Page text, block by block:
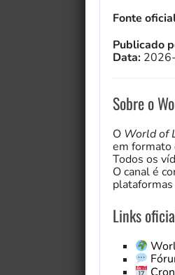
Fonte
Publicado
Data:
Sobre o
O World of
em formato
Todos os
O canal é
plataformas
Links